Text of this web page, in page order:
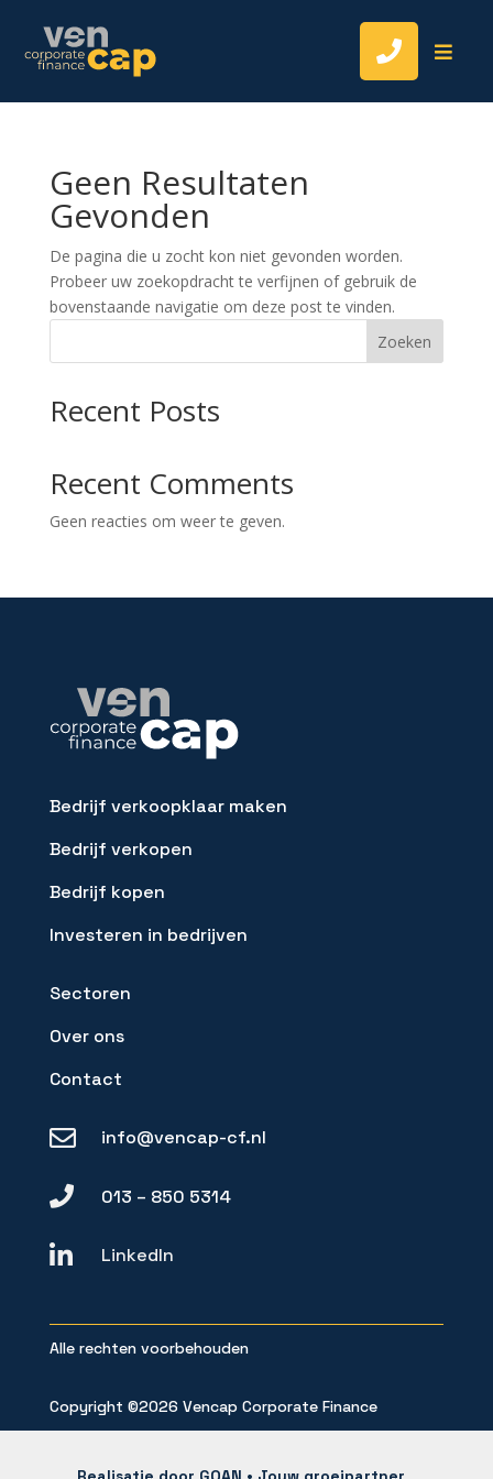
 
Geen Resultaten
Gevonden
De pagina die u zocht kon niet gevonden worden.
Probeer uw zoekopdracht te verfijnen of gebruik de
bovenstaande navigatie om deze post te vinden.
Zoeken
Recent Posts
Recent Comments
Geen reacties om weer te geven.
Bedrijf verkoopklaar maken
Bedrijf verkopen
Bedrijf kopen
Investeren in bedrijven
Sectoren
Over ons
Contact
 info@vencap-cf.nl
 013 – 850 5314
 LinkedIn
Alle rechten voorbehouden
Copyright ©2026 Vencap Corporate Finance